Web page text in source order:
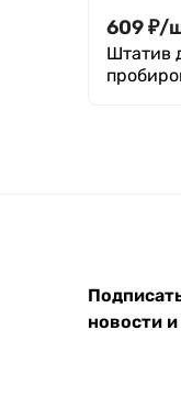
609₽/
Штатив
новости